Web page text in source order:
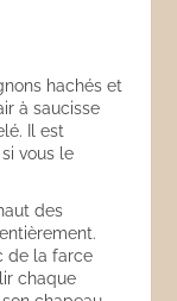
hachés et
à saucisse
Il est
vous le
des
de la farce
chaque